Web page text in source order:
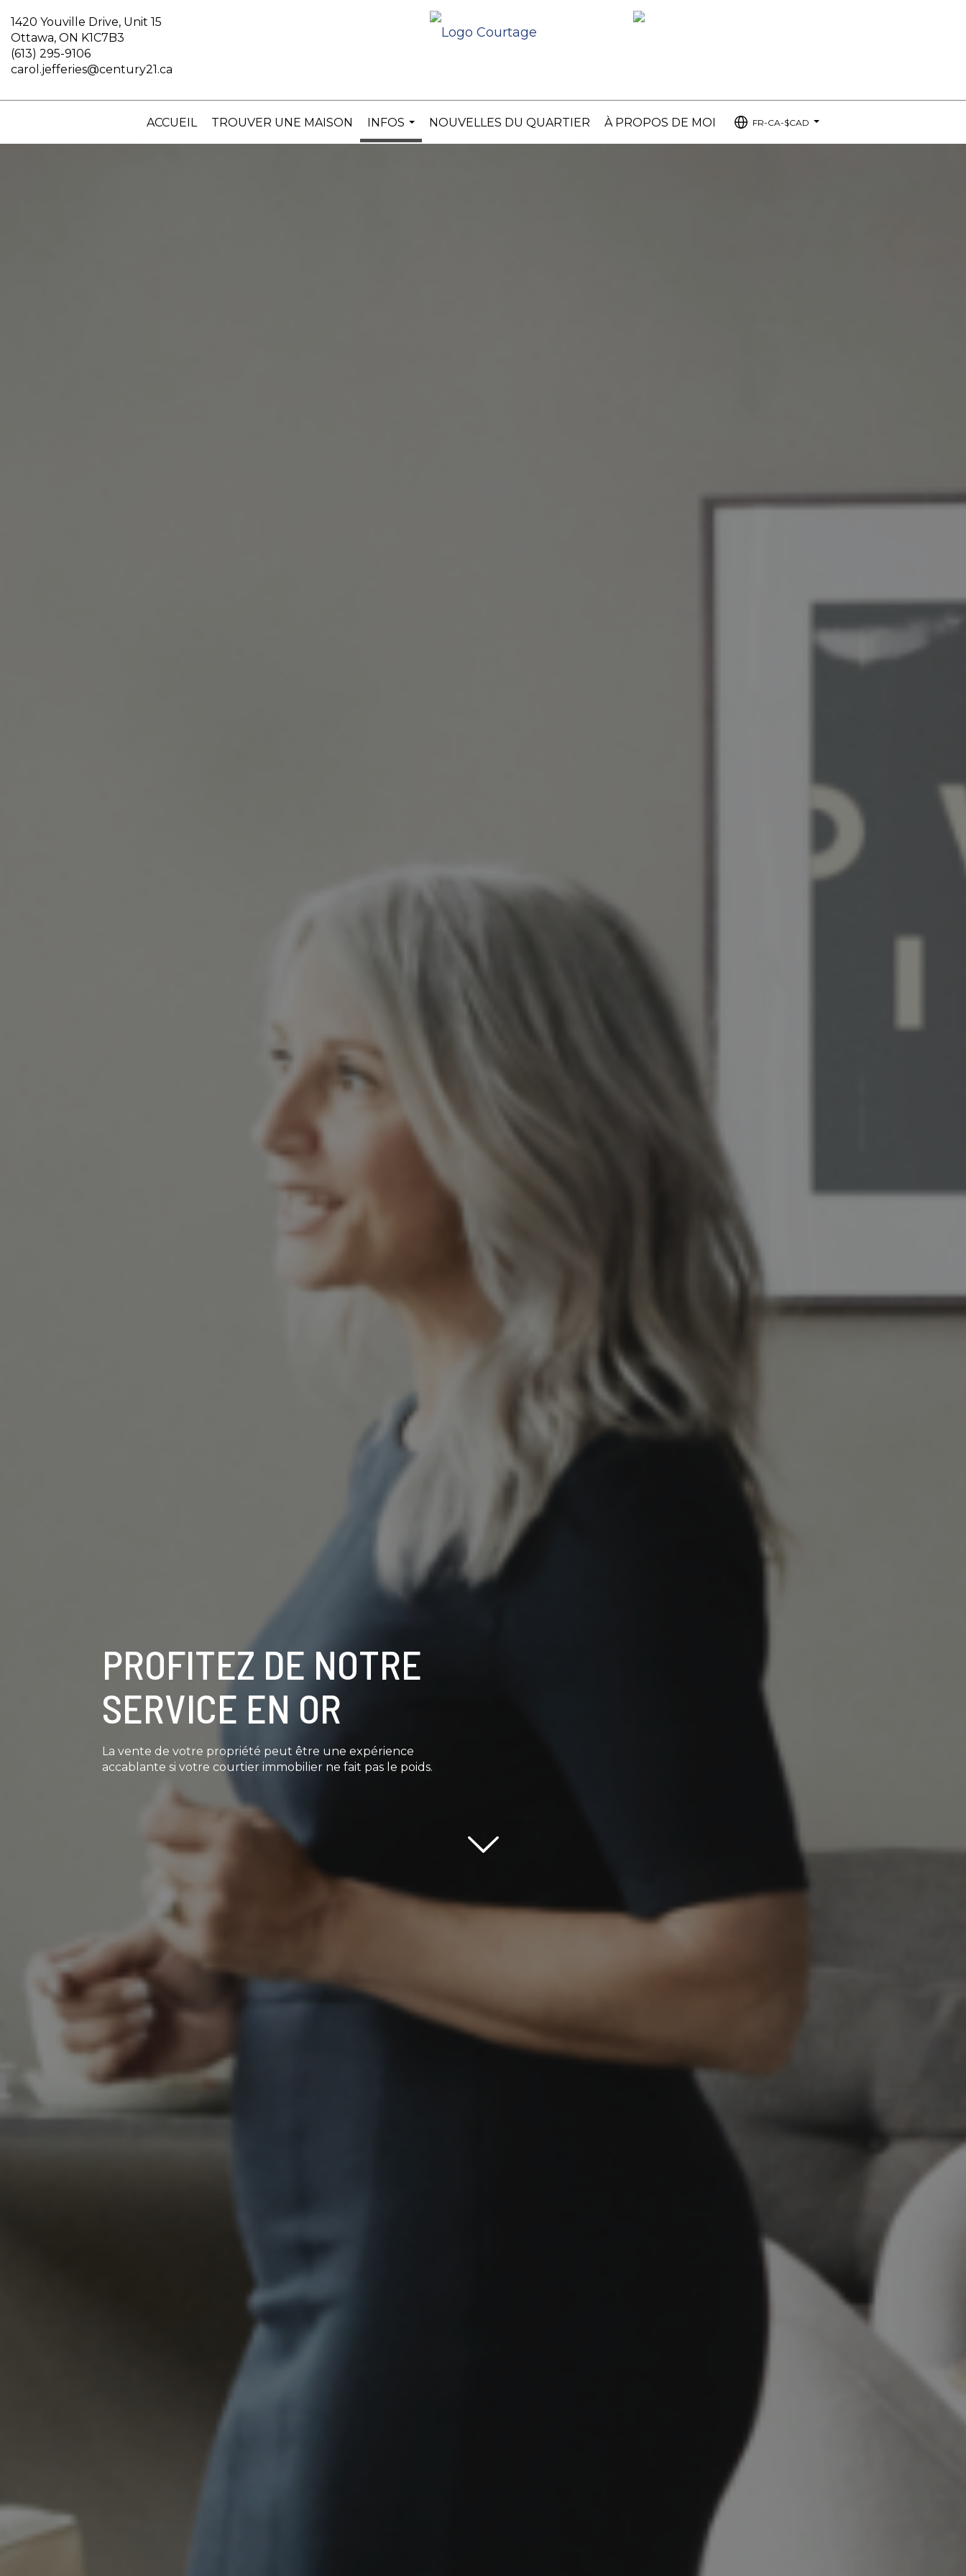
1420 Youville Drive, Unit 15
Ottawa, ON K1C7B3
(613) 295-9106
carol.jefferies@century21.ca
ACCUEIL TROUVER UNE MAISON
INFOS
...
NOUVELLES DU QUARTIER À PROPOS DE MOI
FR-CA-$CAD
...
PROFITEZ DE NOTRE
SERVICE EN OR
La vente de votre propriété peut être une expérience
accablante si votre courtier immobilier ne fait pas le poids.